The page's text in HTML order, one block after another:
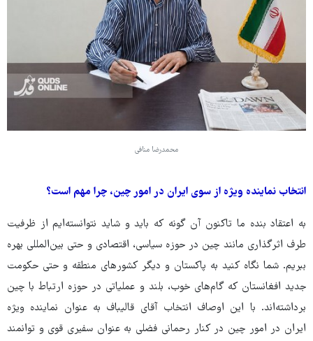
محمدرضا منافی
انتخاب نماینده ویژه از سوی ایران در امور چین، چرا مهم است؟
به اعتقاد بنده ما تاکنون آن گونه که باید و شاید نتوانسته‌ایم از ظرفیت
طرف اثرگذاری مانند چین در حوزه سیاسی، اقتصادی و حتی بین‌المللی بهره
ببریم. شما نگاه کنید به پاکستان و دیگر کشورهای منطقه و حتی حکومت
جدید افغانستان که گام‌های خوب، بلند و عملیاتی در حوزه ارتباط با چین
برداشته‌اند. با این اوصاف انتخاب آقای قالیباف به عنوان نماینده ویژه
ایران در امور چین در کنار رحمانی فضلی به عنوان سفیری قوی و توانمند